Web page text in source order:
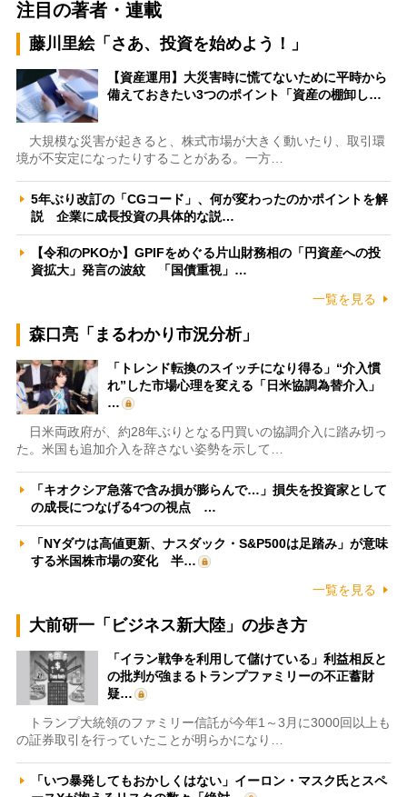
注目の著者・連載
藤川里絵「さあ、投資を始めよう！」
【資産運用】大災害時に慌てないために平時から
備えておきたい3つのポイント「資産の棚卸し…
大規模な災害が起きると、株式市場が大きく動いたり、取引環
境が不安定になったりすることがある。一方…
5年ぶり改訂の「CGコード」、何が変わったのかポイントを解
説 企業に成長投資の具体的な説…
【令和のPKOか】GPIFをめぐる片山財務相の「円資産への投
資拡大」発言の波紋 「国債重視」…
一覧を見る
森口亮「まるわかり市況分析」
「トレンド転換のスイッチになり得る」“介入慣
れ”した市場心理を変える「日米協調為替介入」
…
日米両政府が、約28年ぶりとなる円買いの協調介入に踏み切っ
た。米国も追加介入を辞さない姿勢を示して…
「キオクシア急落で含み損が膨らんで…」損失を投資家として
の成長につなげる4つの視点 …
「NYダウは高値更新、ナスダック・S&P500は足踏み」が意味
する米国株市場の変化 半…
一覧を見る
大前研一「ビジネス新大陸」の歩き方
「イラン戦争を利用して儲けている」利益相反と
の批判が強まるトランプファミリーの不正蓄財
疑…
トランプ大統領のファミリー信託が今年1～3月に3000回以上も
の証券取引を行っていたことが明らかになり…
「いつ暴発してもおかしくはない」イーロン・マスク氏とスペ